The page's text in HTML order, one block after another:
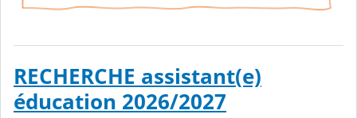
RECHERCHE assistant(e)
éducation 2026/2027